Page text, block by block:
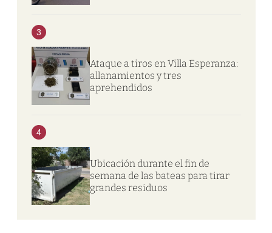
3
Ataque a tiros en Villa Esperanza:
allanamientos y tres
aprehendidos
4
Ubicación durante el fin de
semana de las bateas para tirar
grandes residuos